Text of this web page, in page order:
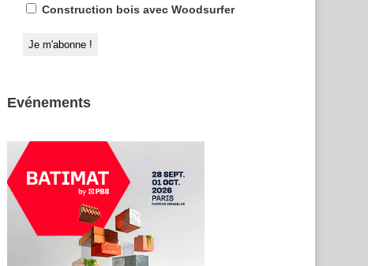
Construction bois avec Woodsurfer
Evénements